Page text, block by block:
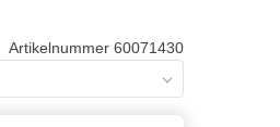
Artikelnummer 60071430